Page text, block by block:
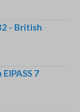
- British
7